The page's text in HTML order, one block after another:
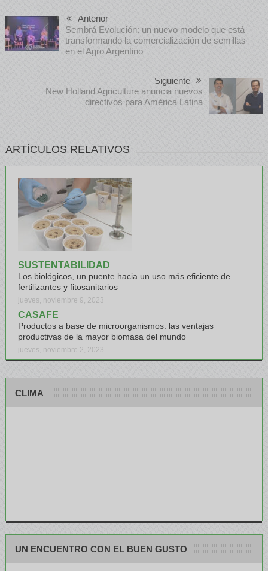
Anterior
Sembrá Evolución: un nuevo modelo que está
transformando la comercialización de semillas
en el Agro Argentino
Siguiente
New Holland Agriculture anuncia nuevos
directivos para América Latina
ARTÍCULOS RELATIVOS
SUSTENTABILIDAD
Los biológicos, un puente hacia un uso más eficiente de
fertilizantes y fitosanitarios
jueves, noviembre 9, 2023
CASAFE
Productos a base de microorganismos: las ventajas
productivas de la mayor biomasa del mundo
jueves, noviembre 2, 2023
CLIMA
UN ENCUENTRO CON EL BUEN GUSTO